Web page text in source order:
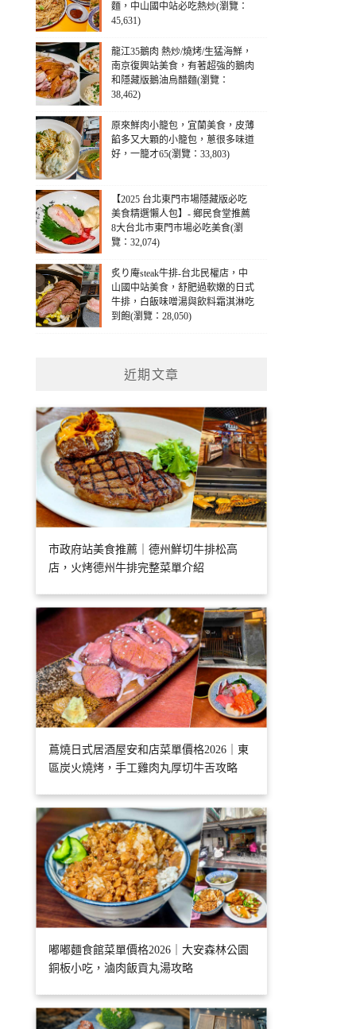
麵，中山國中站必吃熱炒(瀏覽：
45,631)
龍江35鵝肉 熱炒/燒烤/生猛海鮮，
南京復興站美食，有著超強的鵝肉
和隱藏版鵝油烏醋麵(瀏覽：
38,462)
原來鮮肉小籠包，宜蘭美食，皮薄
餡多又大顆的小籠包，蔥很多味道
好，一籠才65(瀏覽：33,803)
【2025 台北東門市場隱藏版必吃
美食精選懶人包】- 鄉民食堂推薦
8大台北市東門市場必吃美食(瀏
覽：32,074)
炙り庵steak牛排-台北民權店，中
山國中站美食，舒肥過軟嫩的日式
牛排，白飯味噌湯與飲料霜淇淋吃
到飽(瀏覽：28,050)
近期文章
市政府站美食推薦｜德州鮮切牛排松高
店，火烤德州牛排完整菜單介紹
蔦燒日式居酒屋安和店菜單價格2026｜東
區炭火燒烤，手工雞肉丸厚切牛舌攻略
嘟嘟麵食館菜單價格2026｜大安森林公園
銅板小吃，滷肉飯貢丸湯攻略